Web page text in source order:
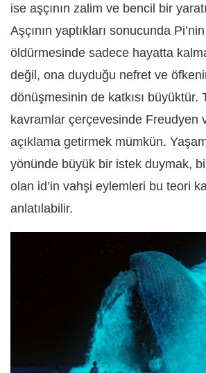
ise aşçının zalim ve bencil bir
Aşçının yaptıkları sonucunda
öldürmesinde sadece hayatta
değil, ona duyduğu nefret ve
dönüşmesinin de katkısı büyüktür.
kavramlar çerçevesinde Freudyen
açıklama getirmek mümkün.
yönünde büyük bir istek duymak,
olan id’in vahşi eylemleri bu teori
anlatılabilir.